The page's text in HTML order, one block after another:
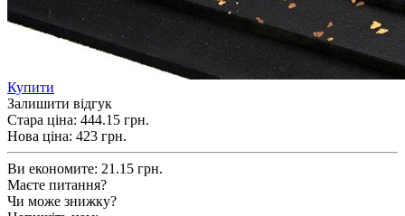
Купити
Залишити відгук
Стара ціна: 444.15 грн.
Нова ціна: 423 грн.
Ви економите: 21.15 грн.
Маєте питання?
Чи може знижку?